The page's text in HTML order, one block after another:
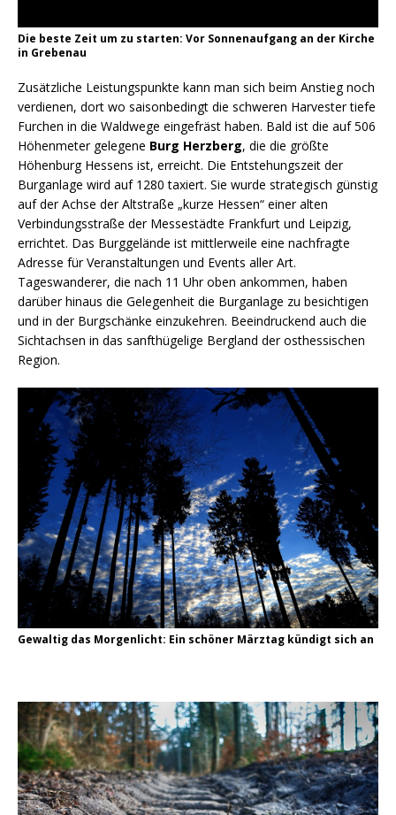
Die beste Zeit um zu starten: Vor Sonnenaufgang an der Kirche
in Grebenau
Zusätzliche Leistungspunkte kann man sich beim Anstieg noch
verdienen, dort wo saisonbedingt die schweren Harvester tiefe
Furchen in die Waldwege eingefräst haben. Bald ist die auf 506
Höhenmeter gelegene Burg Herzberg, die die größte
Höhenburg Hessens ist, erreicht. Die Entstehungszeit der
Burganlage wird auf 1280 taxiert. Sie wurde strategisch günstig
auf der Achse der Altstraße „kurze Hessen“ einer alten
Verbindungsstraße der Messestädte Frankfurt und Leipzig,
errichtet. Das Burggelände ist mittlerweile eine nachfragte
Adresse für Veranstaltungen und Events aller Art.
Tageswanderer, die nach 11 Uhr oben ankommen, haben
darüber hinaus die Gelegenheit die Burganlage zu besichtigen
und in der Burgschänke einzukehren. Beeindruckend auch die
Sichtachsen in das sanfthügelige Bergland der osthessischen
Region.
Gewaltig das Morgenlicht: Ein schöner Märztag kündigt sich an